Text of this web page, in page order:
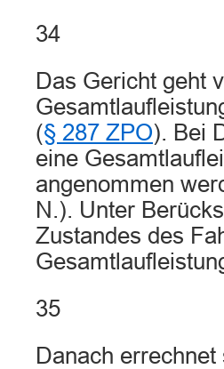
34
Das Gericht geht
(§ 287 ZPO). Bei
eine
angenommen
N.). Unter
Zustandes des
35
Danach